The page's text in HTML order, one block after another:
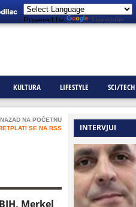
Powered by Translate
KULTURA LIFESTYLE SCI/TECH
NAZAD NA POČETNU
SE NA RSS
Merkel
INTERVJUI